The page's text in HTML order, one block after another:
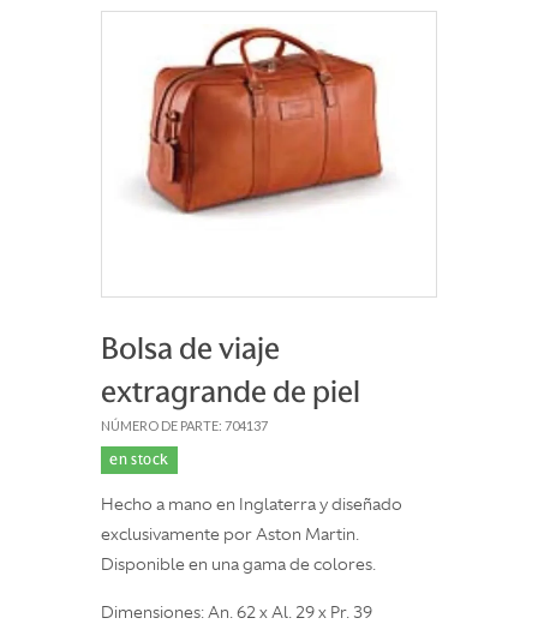
Bolsa de viaje
extragrande de piel
NÚMERO DE PARTE: 704137
en stock
Hecho a mano en Inglaterra y diseñado
exclusivamente por Aston Martin.
Disponible en una gama de colores.
Dimensiones: An. 62 x Al. 29 x Pr. 39